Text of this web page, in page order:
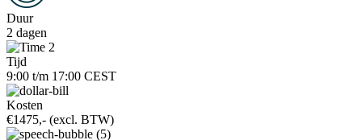
Duur
2 dagen
Tijd
9:00 t/m 17:00 CEST
Kosten
€1475,- (excl. BTW)